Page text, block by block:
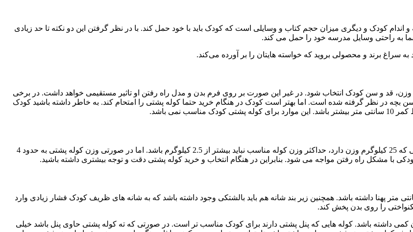
و اندام کودک و دیگری میزان حجم کتاب و وسایلی است که کودک باید با خود حمل کند. با در نظر گرفتن این دو نکته تا حد زیادی
به راحتی وسایل مدرسه خود را حمل می کند.
سراغ برند و محصولی بروید که خواسته هایتان را بر آورده می‌کند.
وزن، قد و سن کودک انتخاب شود. در غیر این صورت بر روی فرم بدن و مدل راه رفتن او تاثیر مستقیمی خواهد داشت. در برخی
در نظر گرفته شده است. اما بهتر است کودک در هنگام خرید حتما کوله پشتی را امتحام کند. به خاطر داشته باشید کودک
باشد.
وزن کوله پشتی نباید بیشتر از 10 درصد از وزن خودش باشد. یعنی برای کودکی که 25 کیلوگرم وزن دارد، حداکثر وزن کوله مناسب نباید بیشتر از 2.5 کیلوگرم باشد. اما در صورتی وزن کوله پشتی به حدود 4
مشکل راه رفتن مواجه می شود. بنابراین در هنگام انتخاب و خرید کوله پشتی دقت و توجه بیشتری داشته باشید.
شانه کوله پشتی استاندارد باید قابل تنظیم و پهن باشد. یعنی حدود 5 سانتی متر پهنا داشته باشد. همچنین زیر بند شانه هم باید بالشتکی وجود داشته باشد که به شانه های ظریف کودک فشار زیادی وارد
را روی بدن پخش کند.
کمی داشته باشد. کوله هایی که پنل پشتی دارند برای کودک مناسب تر است. در صورتی که ته کوله پشتی حاوی پنل باشد خیلی